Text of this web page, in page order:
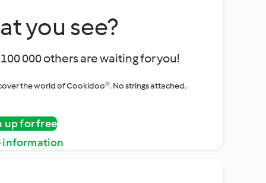
you see?
000 others are waiting for you!
the world of Cookidoo®. No strings attached.
up for free
information